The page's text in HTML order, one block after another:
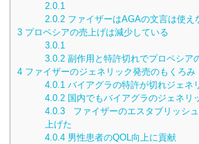
2.0.1
2.0.2 ファイザーはAGAの文言は使え
3 プロペシアの売上げは減少している
3.0.1
3.0.2 副作用と特許切れでプロペシア
4 ファイザーのジェネリック発売のもくろみ
4.0.1 バイアグラの特許が切れジェネ
4.0.2 国内でもバイアグラのジェネリ
4.0.3 ファイザーのエスタブリッシ
上げた
4.0.4 男性患者のQOL向上に貢献